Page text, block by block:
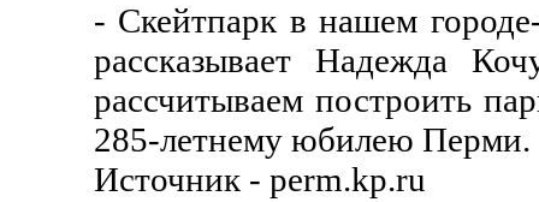
- Скейтпарк в нашем
рассказывает Надежда
рассчитываем построить
285-летнему юбилею Перми.
Источник - perm.kp.ru